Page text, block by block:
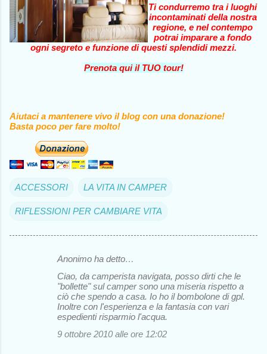
Ti condurremo tra i luoghi
incontaminati della nostra
regione, e nel contempo
potrai imparare a fondo
ogni segreto e funzione di questi splendidi mezzi.
Prenota qui il TUO tour!
Aiutaci a mantenere vivo il blog con una donazione!
Basta poco per fare molto!
ACCESSORI LA VITA IN CAMPER
RIFLESSIONI PER CAMBIARE VITA
Anonimo ha detto…
Ciao, da camperista navigata, posso dirti che le
"bollette" sul camper sono una miseria rispetto a
ciò che spendo a casa. Io ho il bombolone di gpl.
Inoltre con l'esperienza e la fantasia con vari
espedienti risparmio l'acqua.
9 ottobre 2010 alle ore 12:02